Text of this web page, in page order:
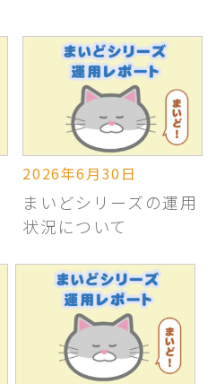
2026年6月30日
まいどシリーズの運用
状況について